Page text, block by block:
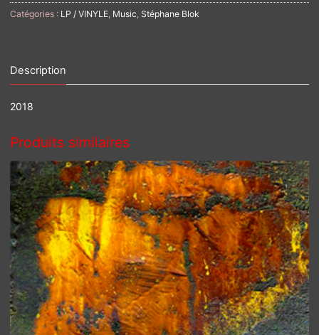
routes
Catégories : LP / VINYLE, Music, Stéphane Blok
Description
2018
Produits similaires